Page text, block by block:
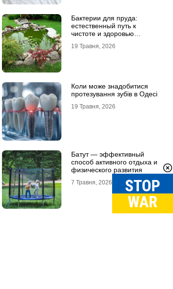
Бактерии для пруда:
естественный путь к
чистоте и здоровью
19 Травня, 2026
Коли може знадобитися
протезування зубів в Одесі
19 Травня, 2026
Батут — эффективный
способ активного отдыха и
физического развития
7 Травня, 2026